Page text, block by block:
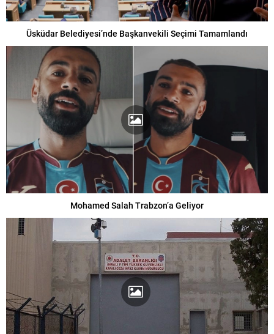
Üsküdar Belediyesi’nde Başkanvekili Seçimi Tamamlandı
Mohamed Salah Trabzon’a Geliyor